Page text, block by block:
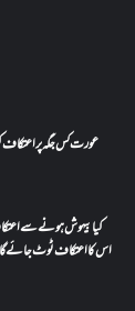
عورت کس جگہ پر اعتکاف
کیا بیہوش ہونے سے
اس کا اعتکاف ٹوٹ جائے